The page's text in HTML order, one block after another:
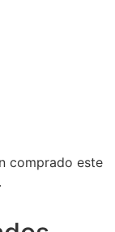
comprado este